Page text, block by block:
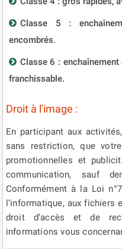
Classe 5 :
encombrés.
Classe 6 :
franchissable.
Droit à l'image :
En participant aux
sans restriction, que
promotionnelles et
communication, sauf
Conformément à la Loi
l’informatique, aux fichiers
droit d’accès et de
informations vous